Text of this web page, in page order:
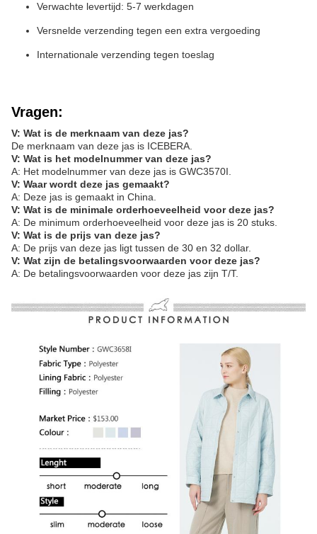
Verwachte levertijd: 5-7 werkdagen
Versnelde verzending tegen een extra vergoeding
Internationale verzending tegen toeslag
Vragen:
V: Wat is de merknaam van deze jas?
De merknaam van deze jas is ICEBERA.
V: Wat is het modelnummer van deze jas?
A: Het modelnummer van deze jas is GWC3570I.
V: Waar wordt deze jas gemaakt?
A: Deze jas is gemaakt in China.
V: Wat is de minimale orderhoeveelheid voor deze jas?
A: De minimum orderhoeveelheid voor deze jas is 20 stuks.
V: Wat is de prijs van deze jas?
A: De prijs van deze jas ligt tussen de 30 en 32 dollar.
V: Wat zijn de betalingsvoorwaarden voor deze jas?
A: De betalingsvoorwaarden voor deze jas zijn T/T.